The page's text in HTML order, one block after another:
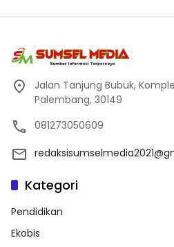
Jalan Tanjung Bubuk,
Palembang, 30149
081273050609
Kategori
Pendidikan
Ekobis